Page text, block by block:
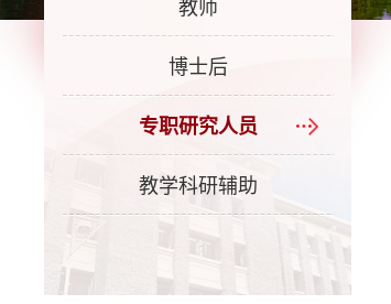
教师
博士后
专职研究人员
教学科研辅助